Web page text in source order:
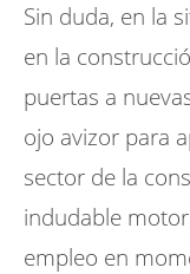
Sin duda, en la
en la
puertas a
ojo avizor para
sector de la
indudable
empleo en